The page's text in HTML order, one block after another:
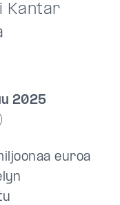
Kantar
2025
euroa